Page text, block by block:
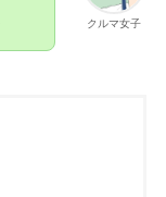
クルマ女子